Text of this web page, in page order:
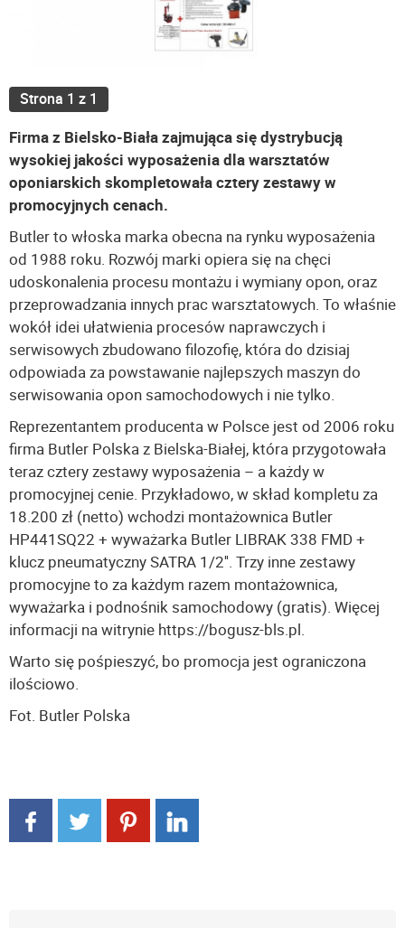
Strona 1 z 1
Firma z Bielsko-Biała zajmująca się dystrybucją
wysokiej jakości wyposażenia dla warsztatów
oponiarskich skompletowała cztery zestawy w
promocyjnych cenach.
Butler to włoska marka obecna na rynku wyposażenia
od 1988 roku. Rozwój marki opiera się na chęci
udoskonalenia procesu montażu i wymiany opon, oraz
przeprowadzania innych prac warsztatowych. To właśnie
wokół idei ułatwienia procesów naprawczych i
serwisowych zbudowano filozofię, która do dzisiaj
odpowiada za powstawanie najlepszych maszyn do
serwisowania opon samochodowych i nie tylko.
Reprezentantem producenta w Polsce jest od 2006 roku
firma Butler Polska z Bielska-Białej, która przygotowała
teraz cztery zestawy wyposażenia – a każdy w
promocyjnej cenie. Przykładowo, w skład kompletu za
18.200 zł (netto) wchodzi montażownica Butler
HP441SQ22 + wyważarka Butler LIBRAK 338 FMD +
klucz pneumatyczny SATRA 1/2''. Trzy inne zestawy
promocyjne to za każdym razem montażownica,
wyważarka i podnośnik samochodowy (gratis). Więcej
informacji na witrynie https://bogusz-bls.pl.
Warto się pośpieszyć, bo promocja jest ograniczona
ilościowo.
Fot. Butler Polska